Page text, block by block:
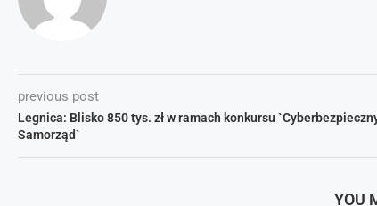
previous post
Legnica: Blisko 850 tys. zł w ramach konkursu
Samorząd`
YOU